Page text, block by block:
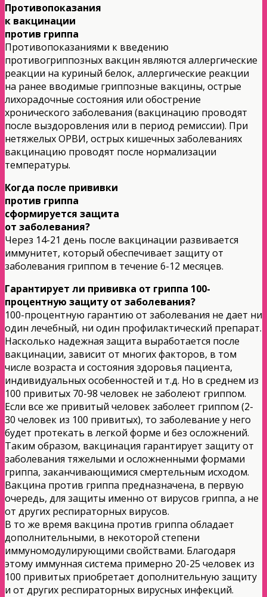
Противопоказания
к вакцинации
против гриппа
Противопоказаниями к введению
противогриппозных вакцин являются аллергические
реакции на куриный белок, аллергические реакции
на ранее вводимые гриппозные вакцины, острые
лихорадочные состояния или обострение
хронического заболевания (вакцинацию проводят
после выздоровления или в период ремиссии). При
нетяжелых ОРВИ, острых кишечных заболеваниях
вакцинацию проводят после нормализации
температуры.
Когда после прививки
против гриппа
сформируется защита
от заболевания?
Через 14-21 день после вакцинации развивается
иммунитет, который обеспечивает защиту от
заболевания гриппом в течение 6-12 месяцев.
Гарантирует ли прививка от гриппа 100-
процентную защиту от заболевания?
100-процентную гарантию от заболевания не дает ни
один лечебный, ни один профилактический препарат.
Насколько надежная защита выработается после
вакцинации, зависит от многих факторов, в том
числе возраста и состояния здоровья пациента,
индивидуальных особенностей и т.д. Но в среднем из
100 привитых 70-98 человек не заболеют гриппом.
Если все же привитый человек заболеет гриппом (2-
30 человек из 100 привитых), то заболевание у него
будет протекать в легкой форме и без осложнений.
Таким образом, вакцинация гарантирует защиту от
заболевания тяжелыми и осложненными формами
гриппа, заканчивающимися смертельным исходом.
Вакцина против гриппа предназначена, в первую
очередь, для защиты именно от вирусов гриппа, а не
от других респираторных вирусов.
В то же время вакцина против гриппа обладает
дополнительными, в некоторой степени
иммуномодулирующими свойствами. Благодаря
этому иммунная система примерно 20-25 человек из
100 привитых приобретает дополнительную защиту
и от других респираторных вирусных инфекций.